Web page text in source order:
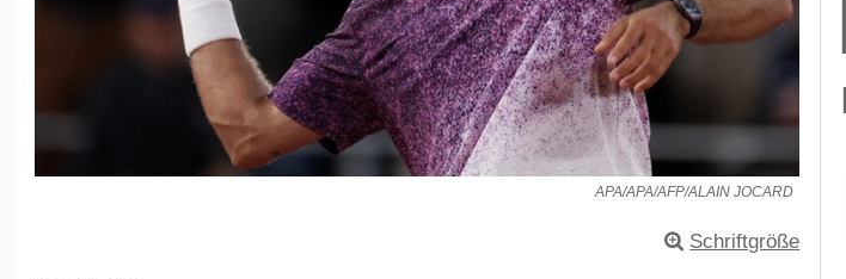
APA/APA/AFP/ALAIN JOCARD
Schriftgröße